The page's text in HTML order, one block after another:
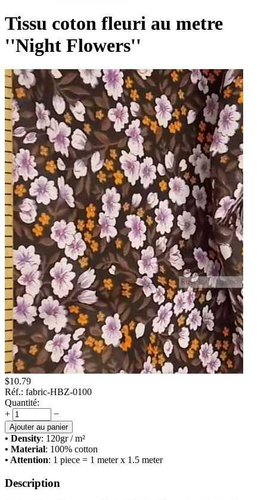
Tissu coton fleuri au metre
''Night Flowers''
$10.79
Réf.: fabric-HBZ-0100
Quantité:
+
−
Ajouter au panier
• Density: 120gr / m²
• Material: 100% cotton
• Attention: 1 piece = 1 meter x 1.5 meter
Description